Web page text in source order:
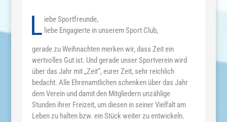
L iebe Sportfreunde,
liebe Engagierte in unserem Sport Club,
gerade zu Weihnachten merken wir, dass Zeit ein
wertvolles Gut ist. Und gerade unser Sportverein wird
über das Jahr mit „Zeit“, eurer Zeit, sehr reichlich
bedacht. Alle Ehrenamtlichen schenken über das Jahr
dem Verein und damit den Mitgliedern unzählige
Stunden ihrer Freizeit, um diesen in seiner Vielfalt am
Leben zu halten bzw. ein Stück weiter zu entwickeln.